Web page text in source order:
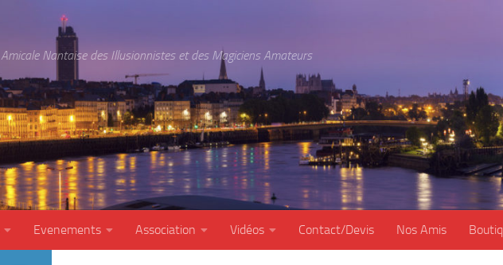
Amicale Nantaise des Illusionnistes et des Magiciens Amateurs
Evenements Association Vidéos Contact/Devis Nos Amis